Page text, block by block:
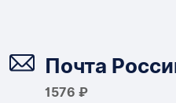
Почта
1576 ₽